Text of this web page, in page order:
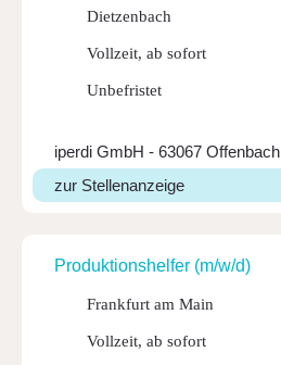
Dietzenbach
Vollzeit, ab sofort
Unbefristet
iperdi GmbH - 63067 Offenbach
zur Stellenanzeige
Produk­ti­ons­helfer (m/w/d)
Frankfurt am Main
Vollzeit, ab sofort